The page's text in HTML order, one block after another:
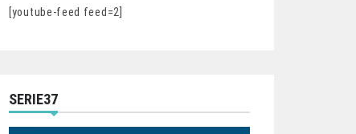
[youtube-feed feed=2]
SERIE37